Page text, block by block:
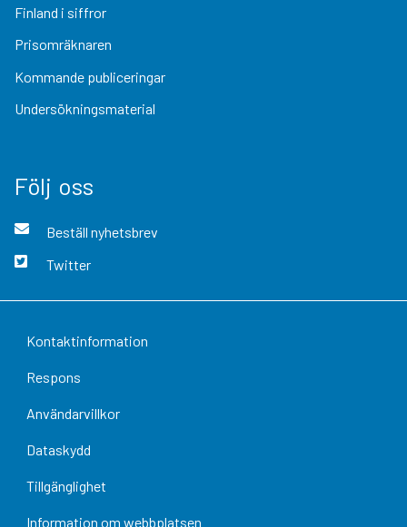
Finland i siffror
Prisomräknaren
Kommande publiceringar
Undersökningsmaterial
Följ oss
Beställ nyhetsbrev
Twitter
Kontaktinformation
Respons
Användarvillkor
Dataskydd
Tillgänglighet
Information om webbplatsen